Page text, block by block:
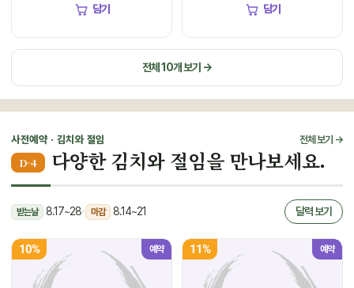
담기 담기
전체 10개 보기 →
사전예약 · 김치와 절임 전체 보기 →
D-4 다양한 김치와 절임을 만나보세요.
받는날 8.17~28· 마감 8.14~21 달력 보기
10% 예약 11% 예약